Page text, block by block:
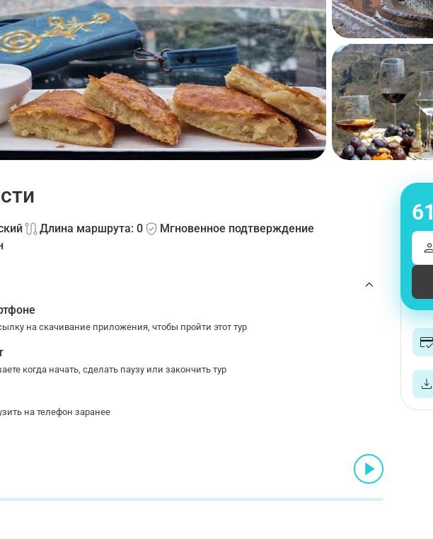
Длина маршрута: 0
Мгновенное подтверждение
на скачивание приложения, чтобы пройти этот тур
когда начать, сделать паузу или закончить тур
на телефон заранее